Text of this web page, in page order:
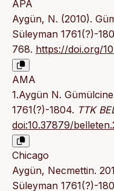
APA
Aygün, N. (2010).
Süleyman 1761(?)-
768. https://doi.org/
AMA
1.Aygün N.
1761(?)-1804. TTK
doi:10.37879/
Chicago
Aygün, Necmettin.
Süleyman 1761(?)-